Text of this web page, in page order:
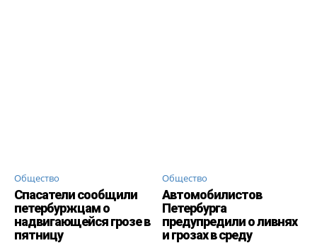
Общество
Спасатели сообщили
петербуржцам о
надвигающейся грозе в
пятницу
Общество
Автомобилистов
Петербурга
предупредили о ливнях
и грозах в среду